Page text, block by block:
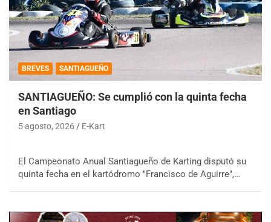
BREVES SANTIAGUEÑO
SANTIAGUEÑO: Se cumplió con la quinta fecha
en Santiago
5 agosto, 2026 E-Kart
El Campeonato Anual Santiagueño de Karting disputó su
quinta fecha en el kartódromo "Francisco de Aguirre",…